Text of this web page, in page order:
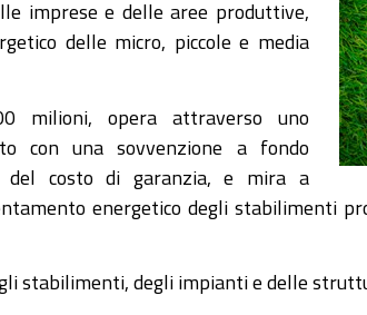
imprese e delle aree produttive,
delle micro, piccole e media
milioni, opera attraverso uno
con una sovvenzione a fondo
del costo di garanzia, e mira a
energetico degli stabilimenti
stabilimenti, degli impianti e delle